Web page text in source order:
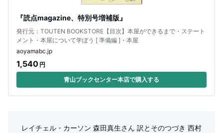
『読点magazine、特別号増補版』
発行元：TOUTEN BOOKSTORE【目次】本屋ができるまで・ステート
メント・本屋について学ぼう [ 準備編 ]・本屋
aoyamabc.jp
1,540 円
青山ブックセンター本店で購入する
レイチェル・カーソン 森田真生さん 訳とそのつづき 西村